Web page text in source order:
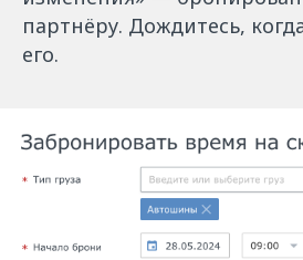
партнёру. Дождитесь,
его.